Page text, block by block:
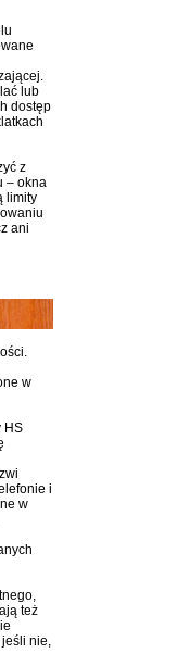
lub
dostęp
z
– okna
limity
ani
w
HS
i
w
też
jeśli nie,